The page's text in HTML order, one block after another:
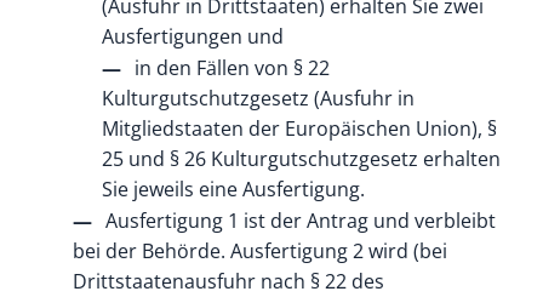
(Ausfuhr in Drittstaaten) erhalten Sie zwei
Ausfertigungen und
in den Fällen von § 22
Kulturgutschutzgesetz (Ausfuhr in
Mitgliedstaaten der Europäischen Union), §
25 und § 26 Kulturgutschutzgesetz erhalten
Sie jeweils eine Ausfertigung.
Ausfertigung 1 ist der Antrag und verbleibt
bei der Behörde. Ausfertigung 2 wird (bei
Drittstaatenausfuhr nach § 22 des